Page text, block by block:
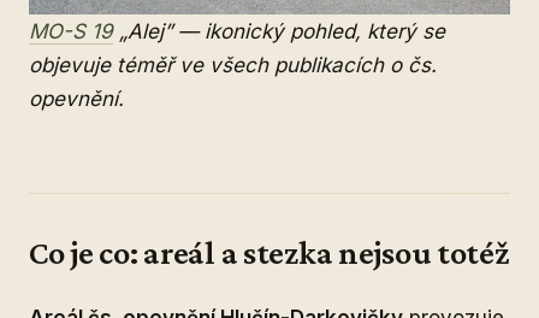
MO-S 19„Alej” — ikonický pohled, který se
objevuje téměř ve všech publikacích o čs.
opevnění.
Co je co: areál a stezka nejsou totéž